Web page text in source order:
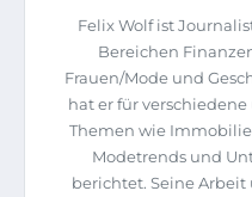
Felix Wolf ist
Bereichen
Frauen/Mode und
hat er für
Themen wie
Modetrends und
berichtet. Seine Arbeit